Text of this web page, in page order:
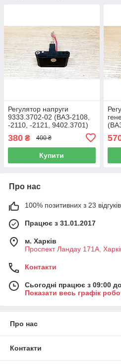
Регулятор напруги
9333.3702-02 (ВАЗ-2108,
-2110, -2121, 9402.3701)
380 ₴ 400 ₴
Купити
Про нас
100% позитивних з 23
Працює з 31.01.2017
м. Харків
Проспект Ландау 171А,
Контакти
Сьогодні працює з 09:00
Показати весь графік
Про нас
Контакти